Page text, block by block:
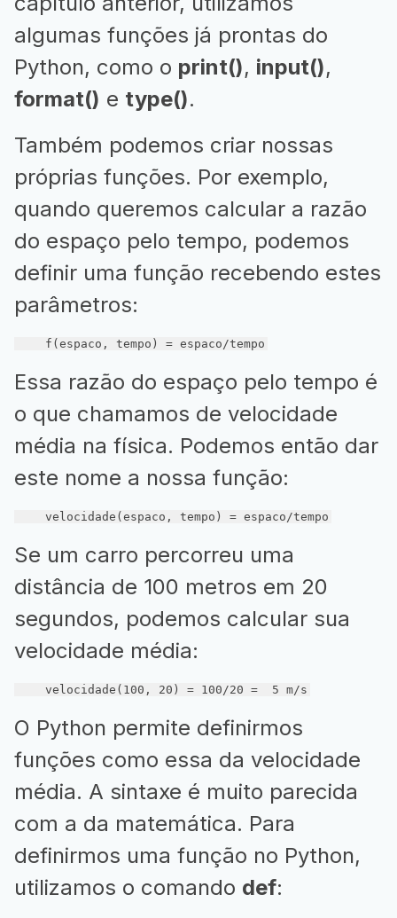
algumas funções já prontas do
Python, como o print(), input(),
format() e type().
Também podemos criar nossas
próprias funções. Por exemplo,
quando queremos calcular a razão
do espaço pelo tempo, podemos
definir uma função recebendo estes
parâmetros:
    f(espaco, tempo) = espaco/tempo
Essa razão do espaço pelo tempo é
o que chamamos de velocidade
média na física. Podemos então dar
este nome a nossa função:
    velocidade(espaco, tempo) = espaco/tempo
Se um carro percorreu uma
distância de 100 metros em 20
segundos, podemos calcular sua
velocidade média:
    velocidade(100, 20) = 100/20 =  5 m/s
O Python permite definirmos
funções como essa da velocidade
média. A sintaxe é muito parecida
com a da matemática. Para
definirmos uma função no Python,
utilizamos o comando def: